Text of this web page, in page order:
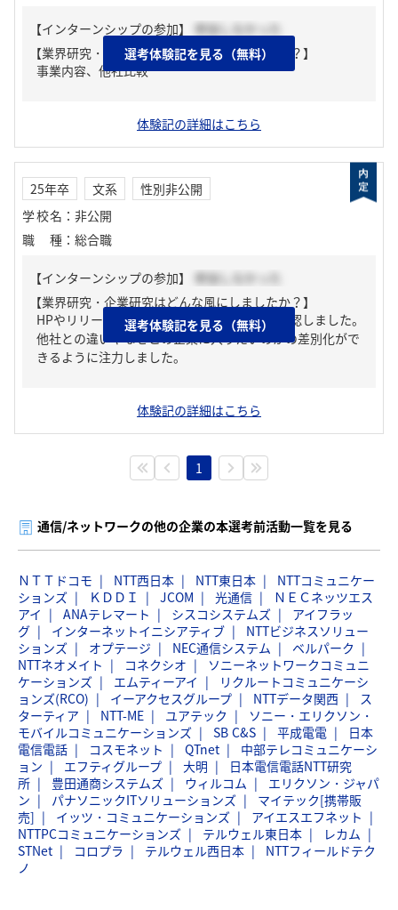
【インターンシップの参加】
参加しなかった
【業界研究・企業研究はどんな風にしましたか？】
事業内容、他社比較
選考体験記を見る（無料）
体験記の詳細はこちら
25年卒 文系
性別非公開
学校名 ： 非公開
職種 ： 総合職
【インターンシップの参加】
参加しなかった
【業界研究・企業研究はどんな風にしましたか？】
HPやリリースニュース、就活サイトなどを確認しました。
他社との違いやなぜこの企業に入りたいのかの差別化がで
きるように注力しました。
選考体験記を見る（無料）
体験記の詳細はこちら
1
通信/ネットワークの他の企業の本選考前活動一覧を見る
ＮＴＴドコモ NTT西日本 NTT東日本
NTTコミュニケー
ションズ
ＫＤＤＩ JCOM 光通信
ＮＥＣネッツエス
アイ
ANAテレマート シスコシステムズ
アイフラッ
グ
インターネットイニシアティブ
NTTビジネスソリュー
ションズ
オプテージ NEC通信システム
ベルパーク
NTTネオメイト
コネクシオ
ソニーネットワークコミュニ
ケーションズ
エムティーアイ
リクルートコミュニケーシ
ョンズ(RCO)
イーアクセスグループ NTTデータ関西
ス
ターティア
NTT-ME ユアテック
ソニー・エリクソン・
モバイルコミュニケーションズ
SB C&S 平成電電
日本
電信電話
コスモネット QTnet
中部テレコミュニケーシ
ョン
エフティグループ 大明
日本電信電話NTT研究
所
豊田通商システムズ ウィルコム
エリクソン・ジャパ
ン
パナソニックITソリューションズ
マイテック[携帯販
売]
イッツ・コミュニケーションズ
アイエスエフネット
NTTPCコミュニケーションズ
テルウェル東日本
レカム
STNet
コロプラ テルウェル西日本
NTTフィールドテク
ノ